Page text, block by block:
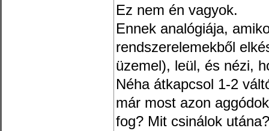
Ez nem én vagyok.
Ennek analógiája,
rendszerelemekből
üzemel), leül, és nézi,
Néha átkapcsol 1-2
már most azon
fog? Mit csinálok utána?